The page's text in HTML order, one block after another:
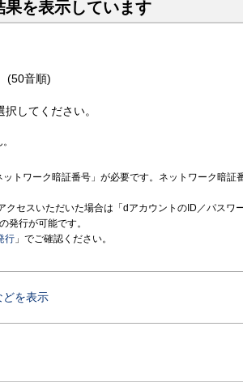
を表示しています
(50音順)
してください。
トワーク暗証番号」が必要です。ネットワーク暗証
セスいただいた場合は「dアカウントのID／パスワ
発行が可能です。
行 」でご確認ください。
どを表示